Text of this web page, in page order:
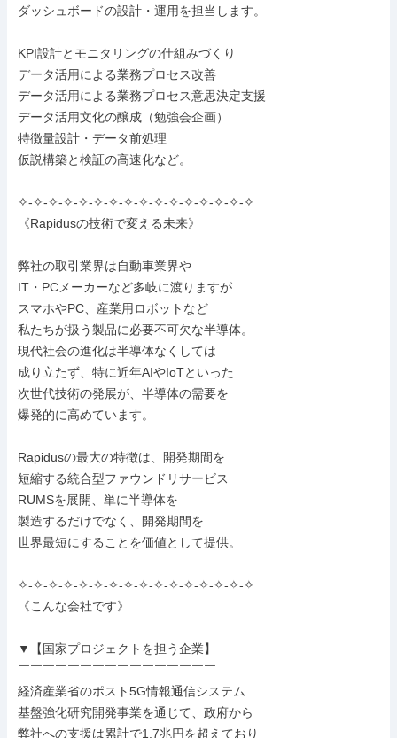
ダッシュボードの設計・運用を担当します。
KPI設計とモニタリングの仕組みづくり
データ活用による業務プロセス改善
データ活用による業務プロセス意思決定支援
データ活用文化の醸成（勉強会企画）
特徴量設計・データ前処理
仮説構築と検証の高速化など。
✧-✧-✧-✧-✧-✧-✧-✧-✧-✧-✧-✧-✧-✧-✧-✧
《Rapidusの技術で変える未来》
弊社の取引業界は自動車業界や
IT・PCメーカーなど多岐に渡りますが
スマホやPC、産業用ロボットなど
私たちが扱う製品に必要不可欠な半導体。
現代社会の進化は半導体なくしては
成り立たず、特に近年AIやIoTといった
次世代技術の発展が、半導体の需要を
爆発的に高めています。
Rapidusの最大の特徴は、開発期間を
短縮する統合型ファウンドリサービス
RUMSを展開、単に半導体を
製造するだけでなく、開発期間を
世界最短にすることを価値として提供。
✧-✧-✧-✧-✧-✧-✧-✧-✧-✧-✧-✧-✧-✧-✧-✧
《こんな会社です》
▼【国家プロジェクトを担う企業】
￣￣￣￣￣￣￣￣￣￣￣￣￣￣￣￣
経済産業省のポスト5G情報通信システム
基盤強化研究開発事業を通じて、政府から
弊社への支援は累計で1.7兆円を超えており